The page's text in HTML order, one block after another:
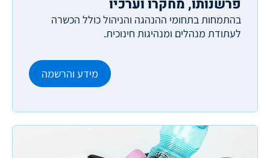
פרשנותו, מחקרו וערכיו
בהתמחות בתחומי ההנהגה והניהול כולל הכשרה
לעתודת מנהלים ומנהיגות חינוכית.
מידע והרשמה